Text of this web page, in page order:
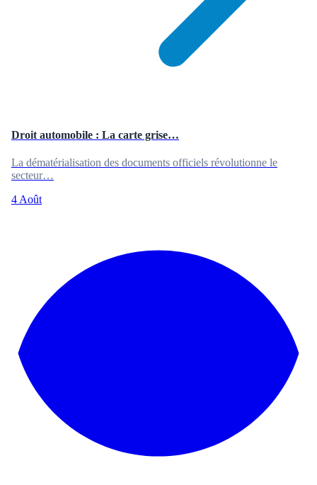
Droit automobile : La carte grise…
La dématérialisation des documents officiels révolutionne le
secteur…
4 Août